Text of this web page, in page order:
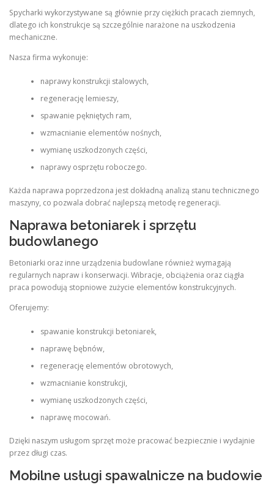
Spycharki wykorzystywane są głównie przy ciężkich pracach ziemnych,
dlatego ich konstrukcje są szczególnie narażone na uszkodzenia
mechaniczne.
Nasza firma wykonuje:
naprawy konstrukcji stalowych,
regenerację lemieszy,
spawanie pękniętych ram,
wzmacnianie elementów nośnych,
wymianę uszkodzonych części,
naprawy osprzętu roboczego.
Każda naprawa poprzedzona jest dokładną analizą stanu technicznego
maszyny, co pozwala dobrać najlepszą metodę regeneracji.
Naprawa betoniarek i sprzętu
budowlanego
Betoniarki oraz inne urządzenia budowlane również wymagają
regularnych napraw i konserwacji. Wibracje, obciążenia oraz ciągła
praca powodują stopniowe zużycie elementów konstrukcyjnych.
Oferujemy:
spawanie konstrukcji betoniarek,
naprawę bębnów,
regenerację elementów obrotowych,
wzmacnianie konstrukcji,
wymianę uszkodzonych części,
naprawę mocowań.
Dzięki naszym usługom sprzęt może pracować bezpiecznie i wydajnie
przez długi czas.
Mobilne usługi spawalnicze na budowie